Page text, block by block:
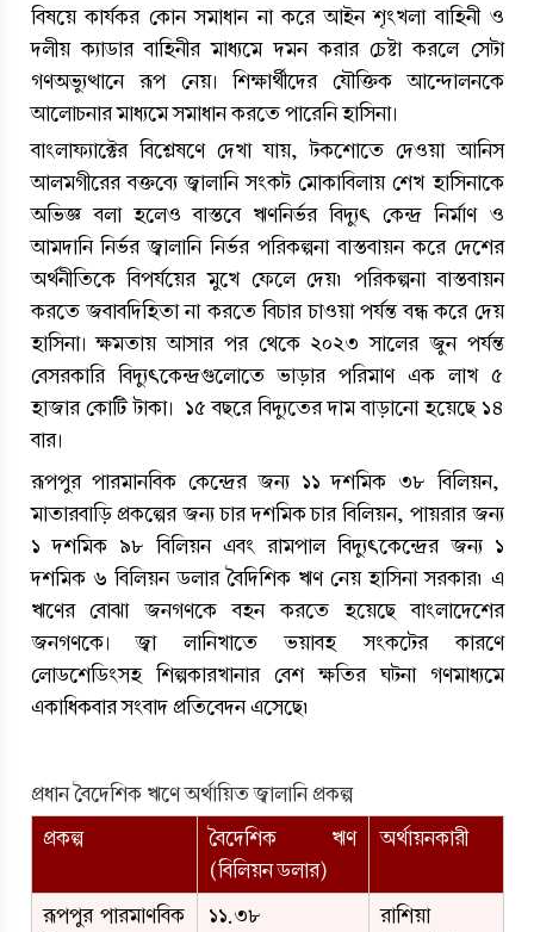
বিষয়ে কার্যকর কোন সমাধান না করে আইন শৃংখলা বাহিনী ও
দলীয় ক্যাডার বাহিনীর মাধ্যমে দমন করার চেষ্টা করলে সেটা
গণঅভ্যুত্থানে রূপ নেয়। শিক্ষার্থীদের যৌক্তিক আন্দোলনকে
আলোচনার মাধ্যমে সমাধান করতে পারেনি হাসিনা।
বাংলাফ্যাক্টের বিশ্লেষণে দেখা যায়, টকশোতে দেওয়া আনিস
আলমগীরের বক্তব্যে জ্বালানি সংকট মোকাবিলায় শেখ হাসিনাকে
অভিজ্ঞ বলা হলেও বাস্তবে ঋণনির্ভর বিদ্যুৎ কেন্দ্র নির্মাণ ও
আমদানি নির্ভর জ্বালানি নির্ভর পরিকল্পনা বাস্তবায়ন করে দেশের
অর্থনীতিকে বিপর্যয়ের মুখে ফেলে দেয়৷ পরিকল্পনা বাস্তবায়ন
করতে জবাবদিহিতা না করতে বিচার চাওয়া পর্যন্ত বন্ধ করে দেয়
হাসিনা। ক্ষমতায় আসার পর থেকে ২০২৩ সালের জুন পর্যন্ত
বেসরকারি বিদ্যুৎকেন্দ্রগুলোতে ভাড়ার পরিমাণ এক লাখ ৫
হাজার কোটি টাকা।  ১৫ বছরে বিদ্যুতের দাম বাড়ানো হয়েছে ১৪
বার।
রূপপুর পারমানবিক কেন্দ্রের জন্য ১১ দশমিক ৩৮ বিলিয়ন,
মাতারবাড়ি প্রকল্পের জন্য চার দশমিক চার বিলিয়ন, পায়রার জন্য
১ দশমিক ৯৮ বিলিয়ন এবং রামপাল বিদ্যুৎকেন্দ্রের জন্য ১
দশমিক ৬ বিলিয়ন ডলার বৈদিশিক ঋণ নেয় হাসিনা সরকার৷ এ
ঋণের বোঝা জনগণকে বহন করতে হয়েছে বাংলাদেশের
জনগণকে। জ্বা লানিখাতে ভয়াবহ সংকটের কারণে
লোডশেডিংসহ শিল্পকারখানার বেশ ক্ষতির ঘটনা গণমাধ্যমে
একাধিকবার সংবাদ প্রতিবেদন এসেছে৷
প্রধান বৈদেশিক ঋণে অর্থায়িত জ্বালানি প্রকল্প
প্রকল্প
বৈদেশিক ঋণ
(বিলিয়ন ডলার)
অর্থায়নকারী
রূপপুর পারমাণবিক
১১.৩৮
রাশিয়া